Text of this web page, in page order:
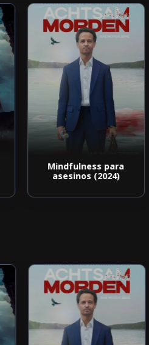
Mindfulness para
asesinos (2024)